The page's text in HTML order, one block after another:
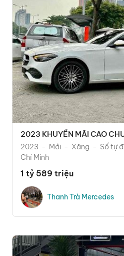
2023 KHUYẾN MÃI CAO
2023 Mới Xăng Số tự
Chí Minh
1 tỷ 589 triệu
Thanh Trà Mercedes